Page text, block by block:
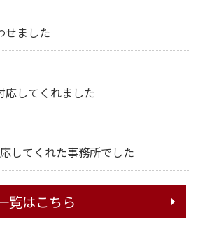
せました
応してくれました
してくれた事務所でした
覧はこちら